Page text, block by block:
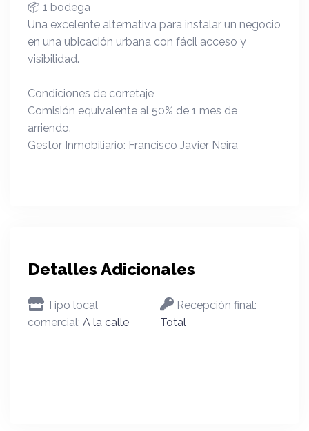
📦 1 bodega
Una excelente alternativa para instalar un negocio
en una ubicación urbana con fácil acceso y
visibilidad.
Condiciones de corretaje
Comisión equivalente al 50% de 1 mes de
arriendo.
Gestor Inmobiliario: Francisco Javier Neira
Detalles Adicionales
Tipo local
comercial: A la calle
Recepción final:
Total